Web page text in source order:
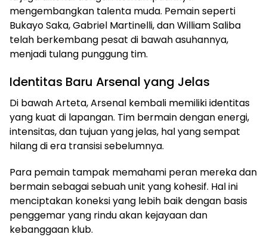
mengembangkan talenta muda. Pemain seperti
Bukayo Saka, Gabriel Martinelli, dan William Saliba
telah berkembang pesat di bawah asuhannya,
menjadi tulang punggung tim.
Identitas Baru Arsenal yang Jelas
Di bawah Arteta, Arsenal kembali memiliki identitas
yang kuat di lapangan. Tim bermain dengan energi,
intensitas, dan tujuan yang jelas, hal yang sempat
hilang di era transisi sebelumnya.
Para pemain tampak memahami peran mereka dan
bermain sebagai sebuah unit yang kohesif. Hal ini
menciptakan koneksi yang lebih baik dengan basis
penggemar yang rindu akan kejayaan dan
kebanggaan klub.